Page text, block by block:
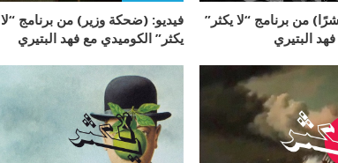
من برنامج “لا يكثر”
البتيري
فيديو: (ضحكة وزير) من برنامج “لا
يكثر” الكوميدي مع فهد البتيري